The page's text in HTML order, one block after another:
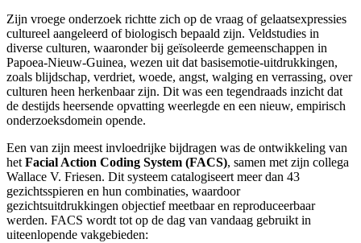
Zijn vroege onderzoek richtte zich op de vraag of gelaatsexpressies
cultureel aangeleerd of biologisch bepaald zijn. Veldstudies in
diverse culturen, waaronder bij geïsoleerde gemeenschappen in
Papoea-Nieuw-Guinea, wezen uit dat basisemotie-uitdrukkingen,
zoals blijdschap, verdriet, woede, angst, walging en verrassing, over
culturen heen herkenbaar zijn. Dit was een tegendraads inzicht dat
de destijds heersende opvatting weerlegde en een nieuw, empirisch
onderzoeksdomein opende.
Een van zijn meest invloedrijke bijdragen was de ontwikkeling van
hetFacial Action Coding System (FACS), samen met zijn collega
Wallace V. Friesen. Dit systeem catalogiseert meer dan 43
gezichtsspieren en hun combinaties, waardoor
gezichtsuitdrukkingen objectief meetbaar en reproduceerbaar
werden. FACS wordt tot op de dag van vandaag gebruikt in
uiteenlopende vakgebieden: